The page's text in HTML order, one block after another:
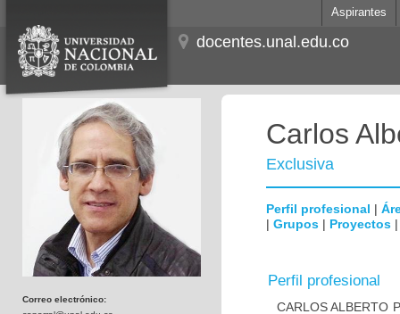
Aspirantes
docentes.unal.edu.co
Correo electrónico:
Carlos
Exclusiva
Perfil profesional |
| Grupos | Proyectos
Perfil profesional
CARLOS ALBERTO